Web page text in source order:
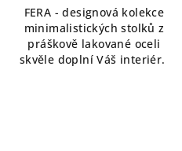
FERA - designová kolekce
minimalistických stolků z
práškově lakované oceli
skvěle doplní Váš interiér.